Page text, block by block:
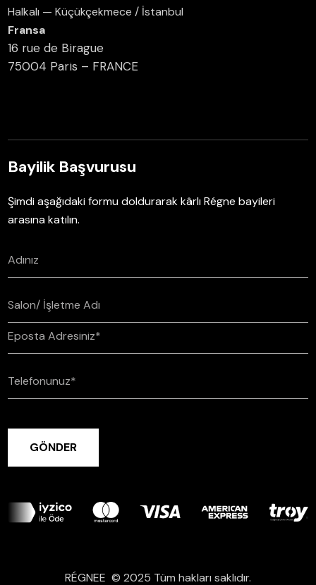
Halkalı — Küçükçekmece / İstanbul
Fransa
16 rue de Birague
75004 Paris – FRANCE
Bayilik Başvurusu
Şimdi aşağıdaki formu doldurarak kârlı Régne bayileri
arasına katılın.
RÉGNEE © 2025 Tüm hakları saklıdır.